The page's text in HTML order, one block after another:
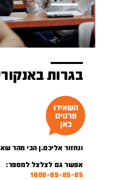
בגרות
ונחזור אליכם.ן הכי מהר
אפשר גם לצלצל למספר:
1800-85-85-85